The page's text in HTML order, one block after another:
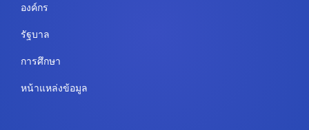
องค์กร
รัฐบาล
การศึกษา
หน้าแหล่งข้อมูล